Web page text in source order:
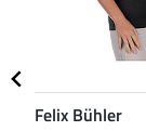
Felix Bühler